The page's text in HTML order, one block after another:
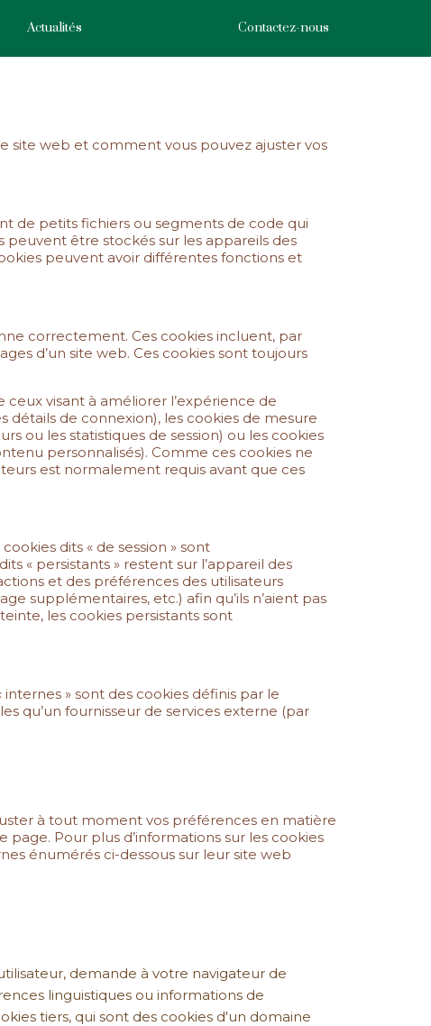
Actualités Contactez-nous
site web et comment vous pouvez ajuster vos
de petits fichiers ou segments de code qui
peuvent être stockés sur les appareils des
peuvent avoir différentes fonctions et
correctement. Ces cookies incluent, par
d’un site web. Ces cookies sont toujours
visant à améliorer l’expérience de
détails de connexion), les cookies de mesure
ou les statistiques de session) ou les cookies
personnalisés). Comme ces cookies ne
est normalement requis avant que ces
dits « de session » sont
« persistants » restent sur l’appareil des
et des préférences des utilisateurs
supplémentaires, etc.) afin qu’ils n’aient pas
les cookies persistants sont
» sont des cookies définis par le
qu’un fournisseur de services externe (par
à tout moment vos préférences en matière
Pour plus d’informations sur les cookies
énumérés ci-dessous sur leur site web
demande à votre navigateur de
linguistiques ou informations de
tiers, qui sont des cookies d'un domaine